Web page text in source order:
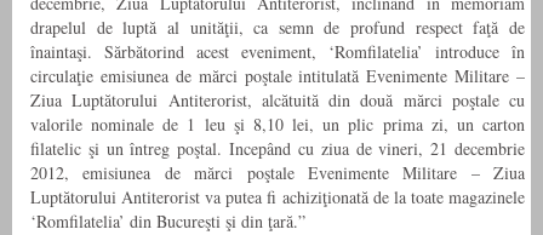
drapelul de luptă al unităţii, ca semn de profund respect faţă de
înaintaşi. Sărbătorind acest eveniment, ‘Romfilatelia’ introduce în
circulaţie emisiunea de mărci poştale intitulată Evenimente Militare –
Ziua Luptătorului Antiterorist, alcătuită din două mărci poştale cu
valorile nominale de 1 leu şi 8,10 lei, un plic prima zi, un carton
filatelic şi un întreg poştal. Incepând cu ziua de vineri, 21 decembrie
2012, emisiunea de mărci poştale Evenimente Militare – Ziua
Luptătorului Antiterorist va putea fi achiziţionată de la toate magazinele
‘Romfilatelia’ din Bucureşti şi din ţară.”